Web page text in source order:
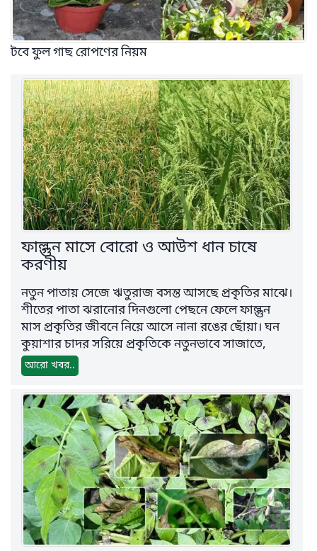
টবে ফুল গাছ রোপণের নিয়ম
ফাল্গুন মাসে বোরো ও আউশ ধান চাষে
করণীয়
নতুন পাতায় সেজে ঋতুরাজ বসন্ত আসছে প্রকৃতির মাঝে।
শীতের পাতা ঝরানোর দিনগুলো পেছনে ফেলে ফাল্গুন
মাস প্রকৃতির জীবনে নিয়ে আসে নানা রঙের ছোঁয়া। ঘন
কুয়াশার চাদর সরিয়ে প্রকৃতিকে নতুনভাবে সাজাতে,
আরো খবর..